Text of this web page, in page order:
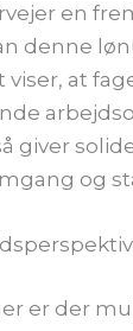
en
denne
at
giver
og
er der